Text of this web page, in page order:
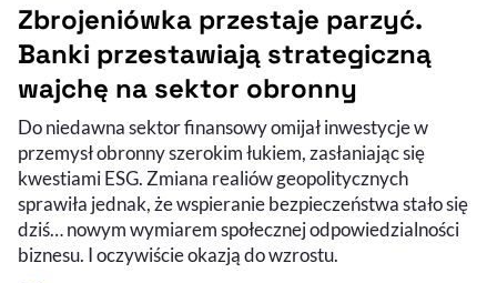
Zbrojeniówka przestaje parzyć.
Banki przestawiają strategiczną
wajchę na sektor obronny
Do niedawna sektor finansowy omijał inwestycje w
przemysł obronny szerokim łukiem, zasłaniając się
kwestiami ESG. Zmiana realiów geopolitycznych
sprawiła jednak, że wspieranie bezpieczeństwa stało się
dziś… nowym wymiarem społecznej odpowiedzialności
biznesu. I oczywiście okazją do wzrostu.